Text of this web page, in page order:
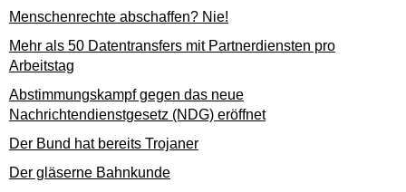
Menschenrechte abschaffen? Nie!
Mehr als 50 Datentransfers mit Partnerdiensten pro
Arbeitstag
Abstimmungskampf gegen das neue
Nachrichtendienstgesetz (NDG) eröffnet
Der Bund hat bereits Trojaner
Der gläserne Bahnkunde